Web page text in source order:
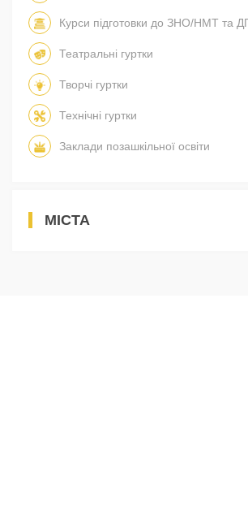
Курси підготовки до ЗНО/НМТ та
Театральні гуртки
Творчі гуртки
Технічні гуртки
Заклади позашкільної освіти
МІСТА